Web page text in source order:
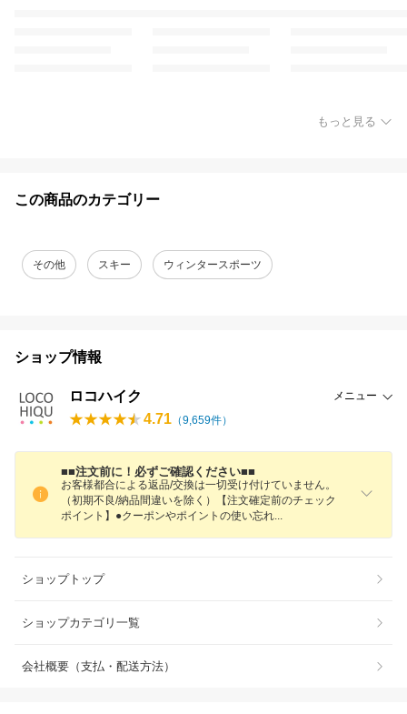
もっと見る
この商品のカテゴリー
その他 スキー ウィンタースポーツ
ショップ情報
ロコハイク メニュー
4.71 （9,659件）
■■注文前に！必ずご確認ください■■
お客様都合による返品/交換は一切受け付けていません。
（初期不良/納品間違いを除く）【注文確定前のチェック
ポイント】●クーポンやポイントの使い忘れ
ショップトップ
ショップカテゴリ一覧
会社概要（支払・配送方法）